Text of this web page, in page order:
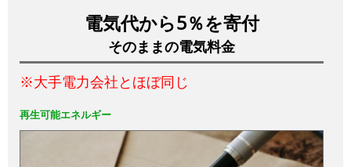
電気代から5％を寄付
そのままの電気料金
※大手電力会社とほぼ同じ
再生可能エネルギー